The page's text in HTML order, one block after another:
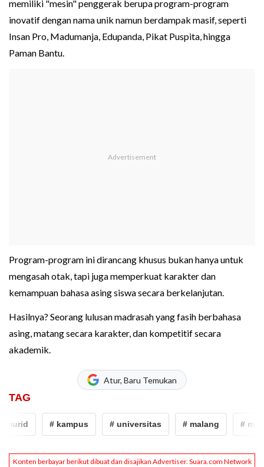
memiliki "mesin" penggerak berupa program-program
inovatif dengan nama unik namun berdampak masif, seperti
Insan Pro, Madumanja, Edupanda, Pikat Puspita, hingga
Paman Bantu.
Program-program ini dirancang khusus bukan hanya untuk
mengasah otak, tapi juga memperkuat karakter dan
kemampuan bahasa asing siswa secara berkelanjutan.
Hasilnya? Seorang lulusan madrasah yang fasih berbahasa
asing, matang secara karakter, dan kompetitif secara
akademik.
Atur, Baru Temukan
TAG
# kampus # universitas # malang # man 2